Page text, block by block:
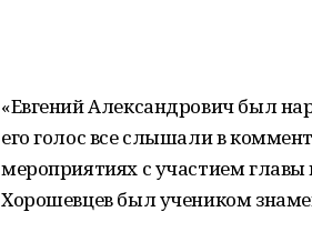
«Евгений Александрович был
его голос все слышали в
мероприятиях с участием
Хорошевцев был учеником